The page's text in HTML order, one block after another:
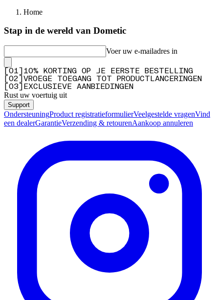
Home
Stap in de wereld van Dometic
Voer uw e-mailadres in
01
10% KORTING OP JE EERSTE BESTELLING
02
VROEGE TOEGANG TOT PRODUCTLANCERINGEN
03 EXCLUSIEVE AANBIEDINGEN
Rust uw voertuig uit
Support
OndersteuningProduct registratieformulierVeelgestelde vragenVind
een dealerGarantieVerzending & retourenAankoop annuleren